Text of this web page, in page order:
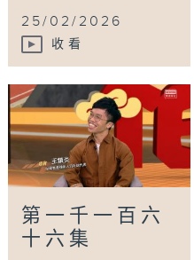
25/02/2026
收看
第一千一百六
十六集